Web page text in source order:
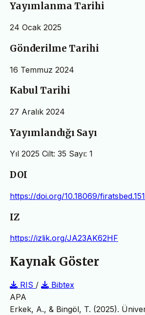
Yayımlanma Tarihi
24 Ocak 2025
Gönderilme Tarihi
16 Temmuz 2024
Kabul Tarihi
27 Aralık 2024
Yayımlandığı Sayı
Yıl 2025 Cilt: 35 Sayı: 1
DOI
https://doi.org/10.18069/
IZ
https://izlik.org/JA23AK62HF
Kaynak Göster
RIS /
Bibtex
APA
Erkek, A., & Bingöl, T. (2025).